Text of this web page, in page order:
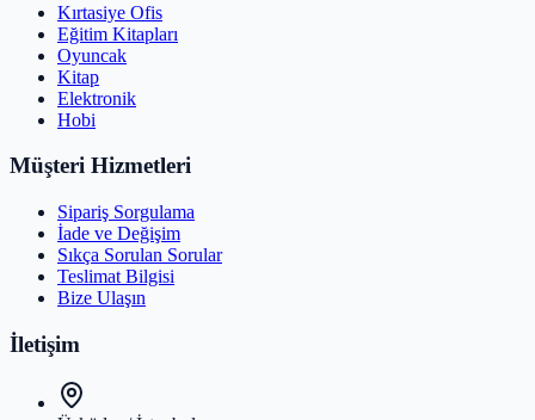
Kırtasiye Ofis
Eğitim Kitapları
Oyuncak
Kitap
Elektronik
Hobi
Müşteri Hizmetleri
Sipariş Sorgulama
İade ve Değişim
Sıkça Sorulan Sorular
Teslimat Bilgisi
Bize Ulaşın
İletişim